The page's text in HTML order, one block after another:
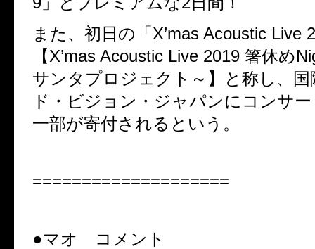
また、初日の「X’mas Acoustic Live
【X’mas Acoustic Live 2019 箸休め
サンタプロジェクト～】と称し、 国
ド・ビジョン・ジャパンにコンサ
一部が寄付されるという。
====================
●マオ コメント